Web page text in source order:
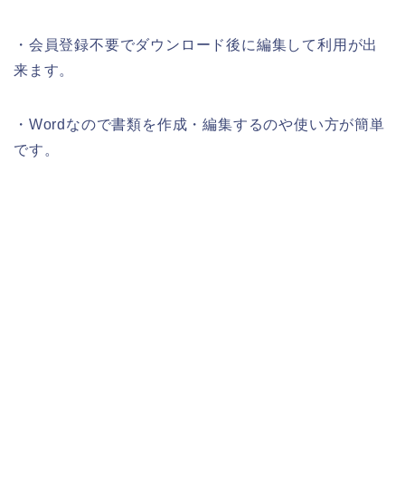
・会員登録不要でダウンロード後に編集して利用が出
来ます。
・Wordなので書類を作成・編集するのや使い方が簡単
です。